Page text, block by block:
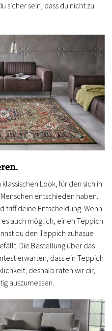
sicher sein, dass du nicht zu
Look, für den sich in
entschieden haben.
triff deine Entscheidung. Wenn
auch möglich, einen Teppich
du den Teppich zuhasue
Die Bestellung über das
erwarten, dass ein Teppich
deshalb raten wir dir,
auszumessen.